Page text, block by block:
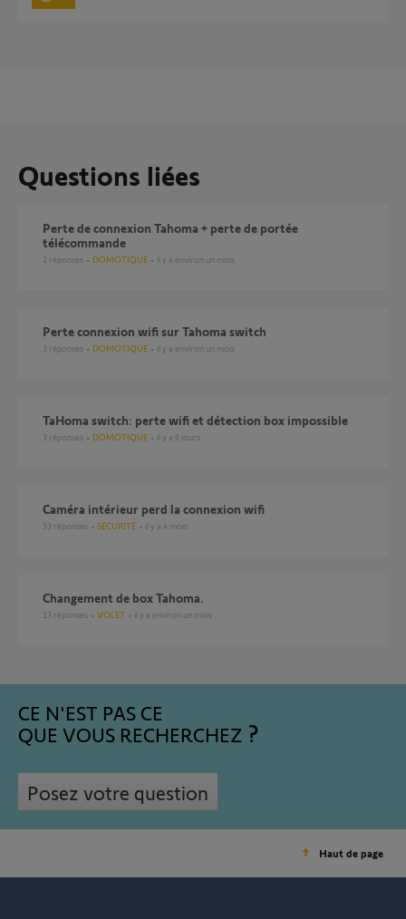
Questions liées
perte de connexion Tahoma + perte de portée
télécommande
2 réponses DOMOTIQUE il y a environ un mois
perte connexion wifi sur Tahoma switch
3 réponses DOMOTIQUE il y a environ un mois
TaHoma switch: perte wifi et détection box impossible
3 réponses DOMOTIQUE il y a 6 jours
Caméra intérieur perd la connexion wifi
53 réponses SÉCURITÉ il y a 4 mois
Changement de box Tahoma.
13 réponses VOLET il y a environ un mois
CE N'EST PAS CE
QUE VOUS RECHERCHEZ
Posez votre question
Haut de page